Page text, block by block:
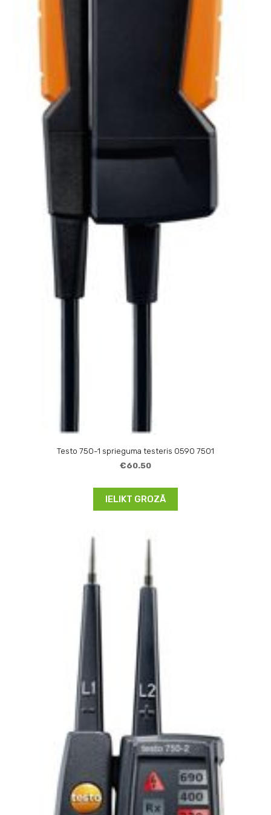
Testo 750-1 sprieguma testeris 0590 7501
€60.50
IELIKT GROZĀ